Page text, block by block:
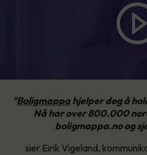
"Boligmappahjelper deg å
Nå har over 800.000
boligmappa.no og
sier Eirik Vigeland,